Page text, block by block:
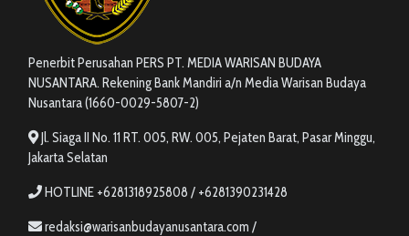
Penerbit Perusahan PERS PT. MEDIA WARISAN BUDAYA
NUSANTARA. Rekening Bank Mandiri a/n Media Warisan Budaya
Nusantara (1660-0029-5807-2)
Jl. Siaga II No. 11 RT. 005, RW. 005, Pejaten Barat, Pasar Minggu,
Jakarta Selatan
HOTLINE +6281318925808 / +6281390231428
redaksi@warisanbudayanusantara.com /